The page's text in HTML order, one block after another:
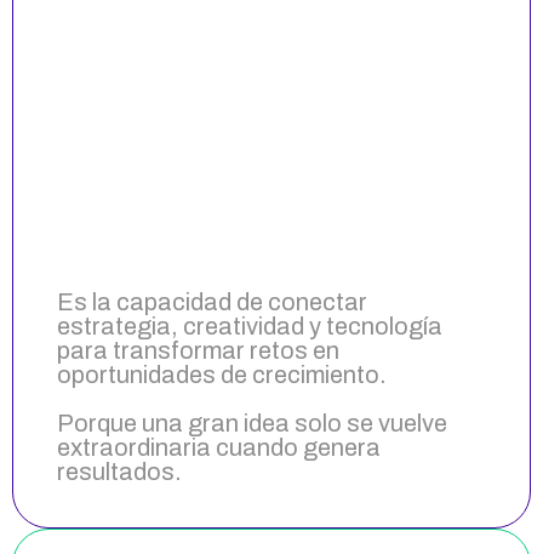
Es la capacidad de conectar
estrategia, creatividad y tecnología
para transformar retos en
oportunidades de crecimiento.
Porque una gran idea solo se vuelve
extraordinaria cuando genera
resultados.